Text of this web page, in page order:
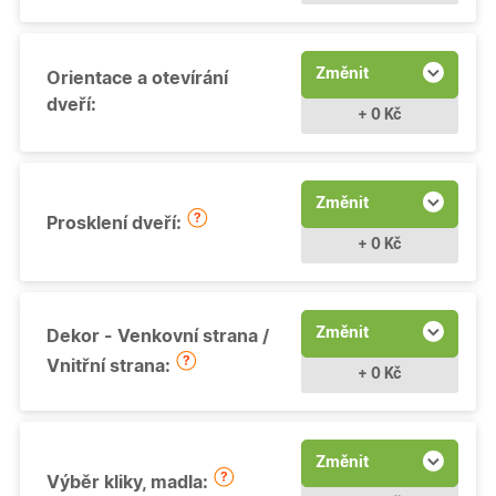
Orientace a otevírání
dveří:
Změnit
+ 0 Kč
Prosklení dveří:
Změnit
+ 0 Kč
Dekor - Venkovní strana /
Vnitřní strana:
Změnit
+ 0 Kč
Výběr kliky, madla:
Změnit